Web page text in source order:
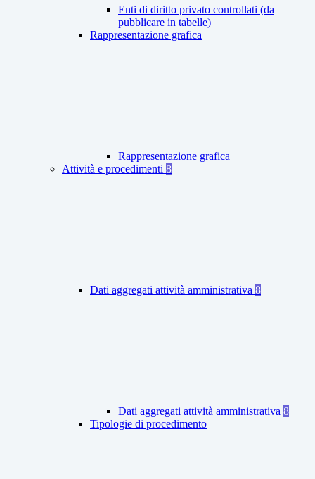
Enti di diritto privato controllati (da
pubblicare in tabelle)
Rappresentazione grafica
Rappresentazione grafica
Attività e procedimenti 8
Dati aggregati attività amministrativa 8
Dati aggregati attività amministrativa 8
Tipologie di procedimento